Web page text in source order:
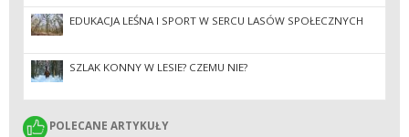
EDUKACJA LEŚNA I SPORT W SERCU LASÓW SPOŁECZNYCH
SZLAK KONNY W LESIE? CZEMU NIE?
POLECANE ARTYKUŁY
POLECANE ARTYKUŁY